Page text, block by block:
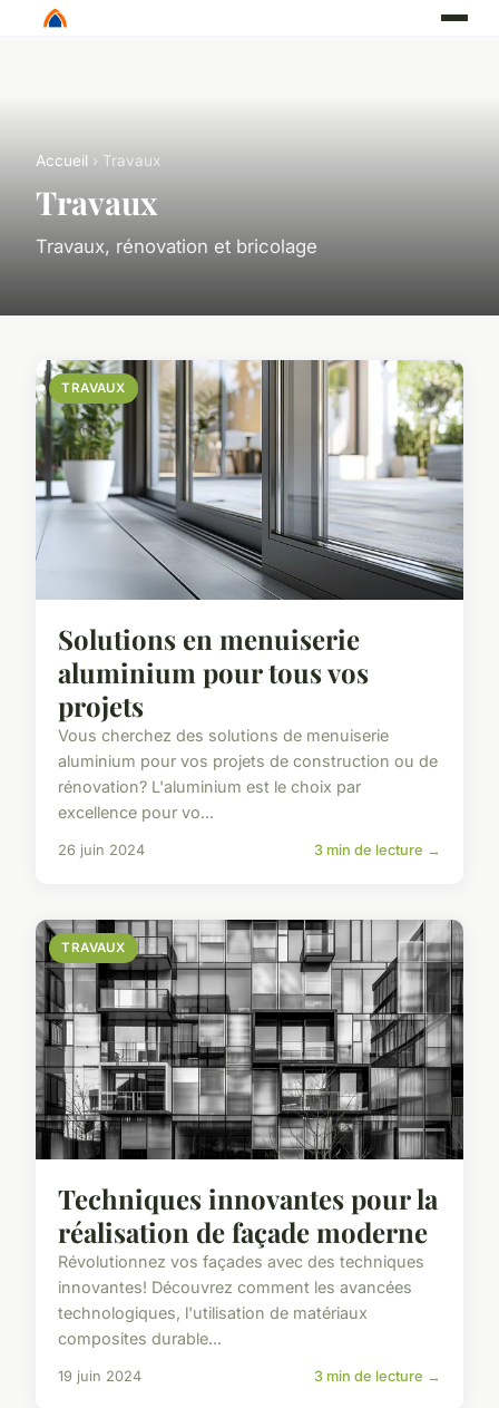
Accueil › Travaux
Travaux
Travaux, rénovation et bricolage
TRAVAUX
Solutions en menuiserie
aluminium pour tous vos
projets
Vous cherchez des solutions de menuiserie
aluminium pour vos projets de construction ou de
rénovation? L'aluminium est le choix par
excellence pour vo...
26 juin 2024 3 min de lecture →
TRAVAUX
Techniques innovantes pour la
réalisation de façade moderne
Révolutionnez vos façades avec des techniques
innovantes! Découvrez comment les avancées
technologiques, l'utilisation de matériaux
composites durable...
19 juin 2024 3 min de lecture →